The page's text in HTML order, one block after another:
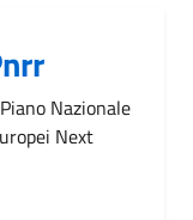
Nazionale
Next